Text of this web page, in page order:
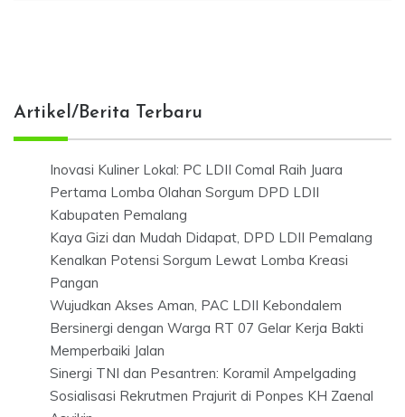
Artikel/Berita Terbaru
Inovasi Kuliner Lokal: PC LDII Comal Raih Juara
Pertama Lomba Olahan Sorgum DPD LDII
Kabupaten Pemalang
Kaya Gizi dan Mudah Didapat, DPD LDII Pemalang
Kenalkan Potensi Sorgum Lewat Lomba Kreasi
Pangan
Wujudkan Akses Aman, PAC LDII Kebondalem
Bersinergi dengan Warga RT 07 Gelar Kerja Bakti
Memperbaiki Jalan
Sinergi TNI dan Pesantren: Koramil Ampelgading
Sosialisasi Rekrutmen Prajurit di Ponpes KH Zaenal